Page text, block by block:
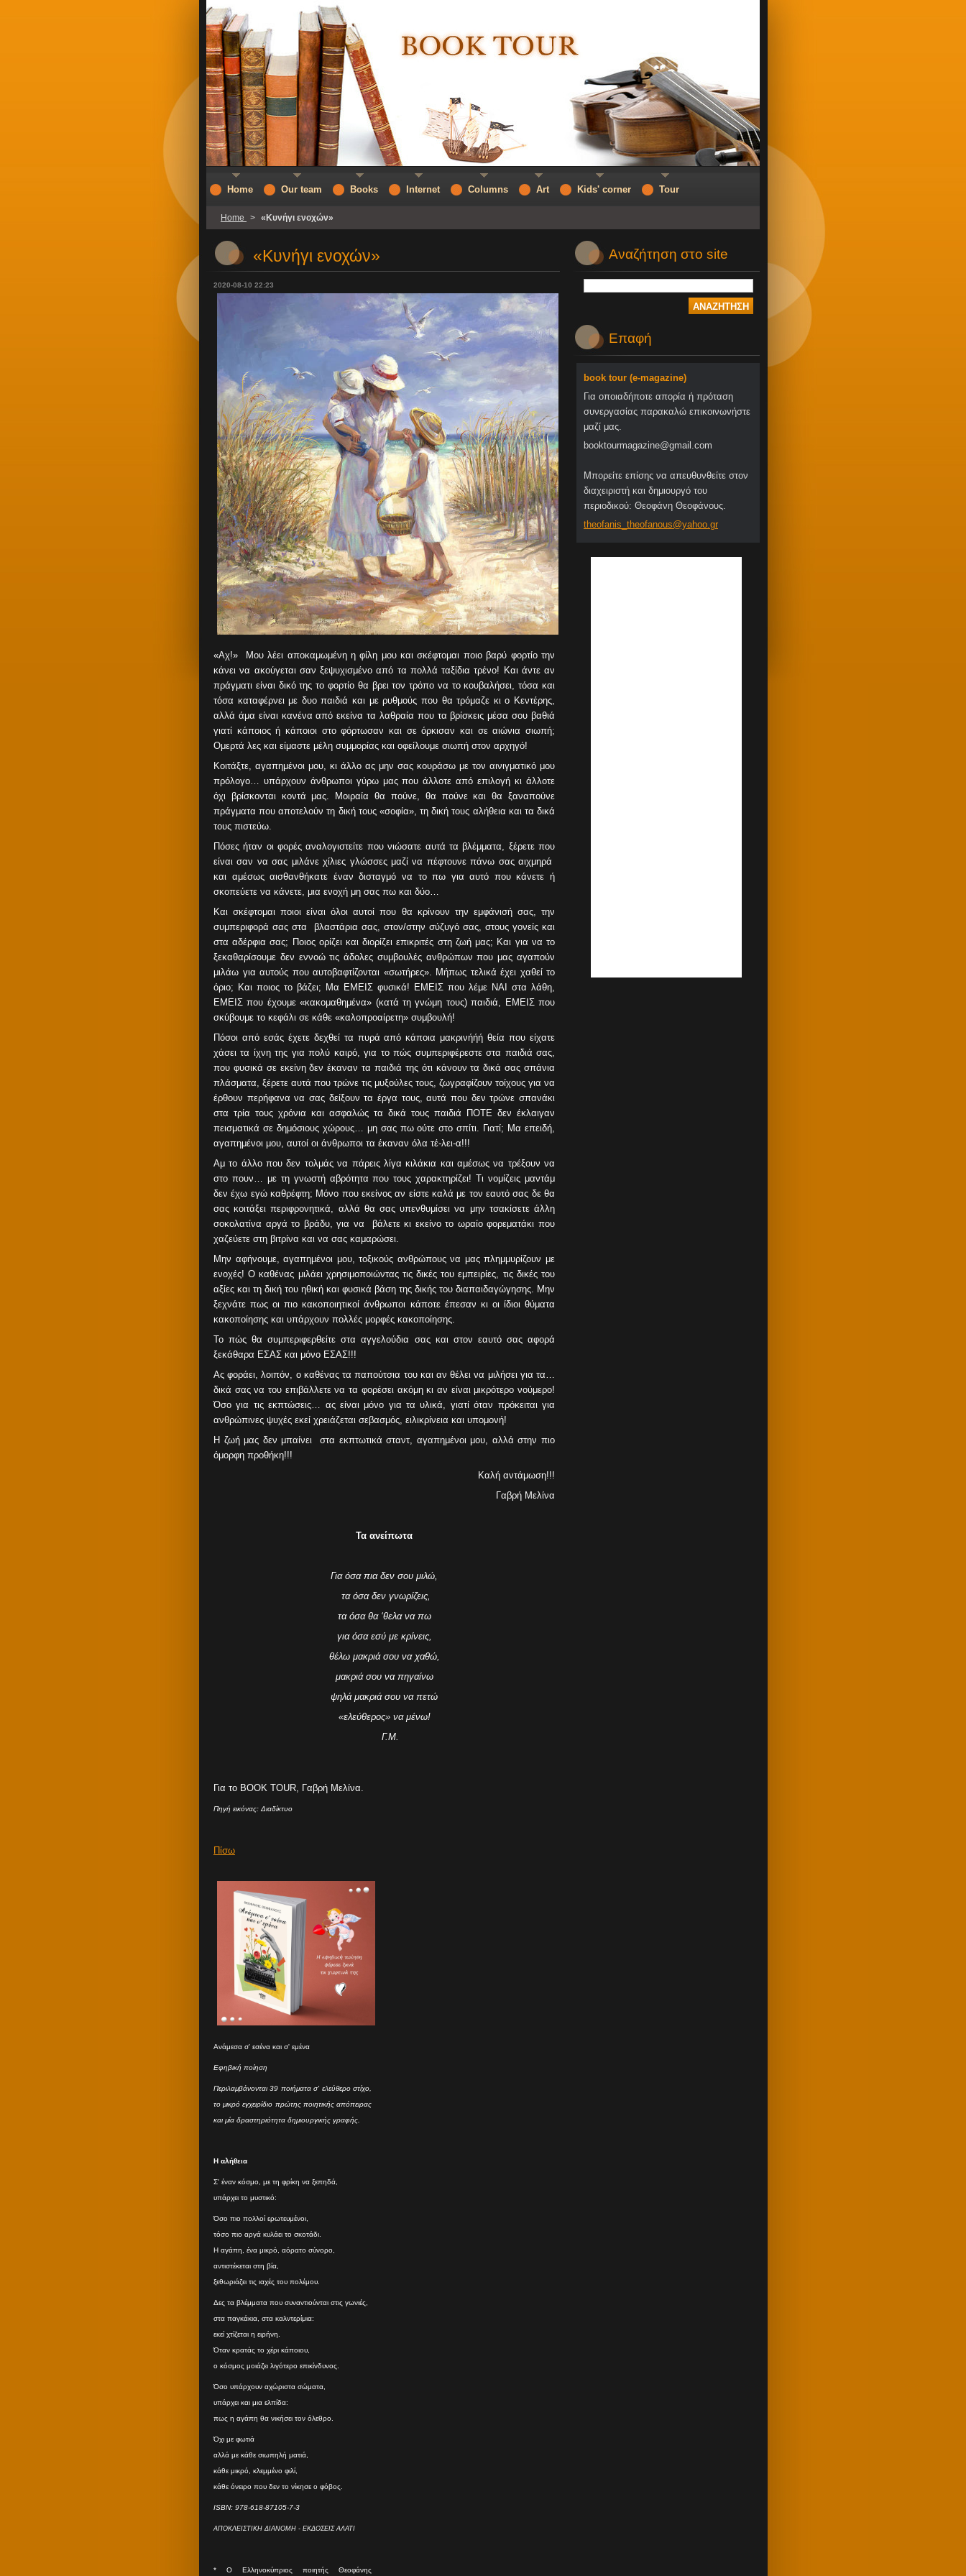
Home > «Κυνήγι ενοχών»
«Κυνήγι ενοχών»
2020-08-10 22:23
«Αχ!» Μου λέει αποκαμωμένη η φίλη μου και σκέφτομαι ποιο βαρύ φορτίο την
κάνει να ακούγεται σαν ξεψυχισμένο από τα πολλά ταξίδια τρένο! Και άντε αν
πράγματι είναι δικό της το φορτίο θα βρει τον τρόπο να το κουβαλήσει, τόσα και
τόσα καταφέρνει με δυο παιδιά και με ρυθμούς που θα τρόμαζε κι ο Κεντέρης,
αλλά άμα είναι κανένα από εκείνα τα λαθραία που τα βρίσκεις μέσα σου βαθιά
γιατί κάποιος ή κάποιοι στο φόρτωσαν και σε όρκισαν και σε αιώνια σιωπή;
Ομερτά λες και είμαστε μέλη συμμορίας και οφείλουμε σιωπή στον αρχηγό!
Κοιτάξτε, αγαπημένοι μου, κι άλλο ας μην σας κουράσω με τον αινιγματικό μου
πρόλογο… υπάρχουν άνθρωποι γύρω μας που άλλοτε από επιλογή κι άλλοτε
όχι βρίσκονται κοντά μας. Μοιραία θα πούνε, θα πούνε και θα ξαναπούνε
πράγματα που αποτελούν τη δική τους «σοφία», τη δική τους αλήθεια και τα δικά
τους πιστεύω.
Πόσες ήταν οι φορές αναλογιστείτε που νιώσατε αυτά τα βλέμματα, ξέρετε που
είναι σαν να σας μιλάνε χίλιες γλώσσες μαζί να πέφτουνε πάνω σας αιχμηρά
και αμέσως αισθανθήκατε έναν δισταγμό να το πω για αυτό που κάνετε ή
σκοπεύετε να κάνετε, μια ενοχή μη σας πω και δύο…
Και σκέφτομαι ποιοι είναι όλοι αυτοί που θα κρίνουν την εμφάνισή σας, την
συμπεριφορά σας στα βλαστάρια σας, στον/στην σύζυγό σας, στους γονείς και
στα αδέρφια σας; Ποιος ορίζει και διορίζει επικριτές στη ζωή μας; Και για να το
ξεκαθαρίσουμε δεν εννοώ τις άδολες συμβουλές ανθρώπων που μας αγαπούν
μιλάω για αυτούς που αυτοβαφτίζονται «σωτήρες». Μήπως τελικά έχει χαθεί το
όριο; Και ποιος το βάζει; Μα ΕΜΕΙΣ φυσικά! ΕΜΕΙΣ που λέμε ΝΑΙ στα λάθη,
ΕΜΕΙΣ που έχουμε «κακομαθημένα» (κατά τη γνώμη τους) παιδιά, ΕΜΕΙΣ που
σκύβουμε το κεφάλι σε κάθε «καλοπροαίρετη» συμβουλή!
Πόσοι από εσάς έχετε δεχθεί τα πυρά από κάποια μακρινήήή θεία που είχατε
χάσει τα ίχνη της για πολύ καιρό, για το πώς συμπεριφέρεστε στα παιδιά σας,
που φυσικά σε εκείνη δεν έκαναν τα παιδιά της ότι κάνουν τα δικά σας σπάνια
πλάσματα, ξέρετε αυτά που τρώνε τις μυξούλες τους, ζωγραφίζουν τοίχους για να
έρθουν περήφανα να σας δείξουν τα έργα τους, αυτά που δεν τρώνε σπανάκι
στα τρία τους χρόνια και ασφαλώς τα δικά τους παιδιά ΠΟΤΕ δεν έκλαιγαν
πεισματικά σε δημόσιους χώρους… μη σας πω ούτε στο σπίτι. Γιατί; Μα επειδή,
αγαπημένοι μου, αυτοί οι άνθρωποι τα έκαναν όλα τέ-λει-α!!!
Αμ το άλλο που δεν τολμάς να πάρεις λίγα κιλάκια και αμέσως να τρέξουν να
στο πουν… με τη γνωστή αβρότητα που τους χαρακτηρίζει! Τι νομίζεις μαντάμ
δεν έχω εγώ καθρέφτη; Μόνο που εκείνος αν είστε καλά με τον εαυτό σας δε θα
σας κοιτάξει περιφρονητικά, αλλά θα σας υπενθυμίσει να μην τσακίσετε άλλη
σοκολατίνα αργά το βράδυ, για να βάλετε κι εκείνο το ωραίο φορεματάκι που
χαζεύετε στη βιτρίνα και να σας καμαρώσει.
Μην αφήνουμε, αγαπημένοι μου, τοξικούς ανθρώπους να μας πλημμυρίζουν με
ενοχές! Ο καθένας μιλάει χρησιμοποιώντας τις δικές του εμπειρίες, τις δικές του
αξίες και τη δική του ηθική και φυσικά βάση της δικής του διαπαιδαγώγησης. Μην
ξεχνάτε πως οι πιο κακοποιητικοί άνθρωποι κάποτε έπεσαν κι οι ίδιοι θύματα
κακοποίησης και υπάρχουν πολλές μορφές κακοποίησης.
Το πώς θα συμπεριφερθείτε στα αγγελούδια σας και στον εαυτό σας αφορά
ξεκάθαρα ΕΣΑΣ και μόνο ΕΣΑΣ!!!
Ας φοράει, λοιπόν, ο καθένας τα παπούτσια του και αν θέλει να μιλήσει για τα…
δικά σας να του επιβάλλετε να τα φορέσει ακόμη κι αν είναι μικρότερο νούμερο!
Όσο για τις εκπτώσεις… ας είναι μόνο για τα υλικά, γιατί όταν πρόκειται για
ανθρώπινες ψυχές εκεί χρειάζεται σεβασμός, ειλικρίνεια και υπομονή!
Η ζωή μας δεν μπαίνει στα εκπτωτικά σταντ, αγαπημένοι μου, αλλά στην πιο
όμορφη προθήκη!!!
Καλή αντάμωση!!!
Γαβρή Μελίνα
Τα ανείπωτα
Για όσα πια δεν σου μιλώ,
τα όσα δεν γνωρίζεις,
τα όσα θα ‘θελα να πω
για όσα εσύ με κρίνεις,
θέλω μακριά σου να χαθώ,
μακριά σου να πηγαίνω
ψηλά μακριά σου να πετώ
«ελεύθερος» να μένω!
Γ.Μ.
Για το BOOK TOUR, Γαβρή Μελίνα.
Πηγή εικόνας: Διαδίκτυο
Πίσω
Ανάμεσα σ' εσένα και σ' εμένα
Εφηβική ποίηση
Περιλαμβάνονται 39 ποιήματα σ' ελεύθερο στίχο,
το μικρό εγχειρίδιο πρώτης ποιητικής απόπειρας
και μία δραστηριότητα δημιουργικής γραφής.
Η αλήθεια
Σ' έναν κόσμο, με τη φρίκη να ξεπηδά,
υπάρχει το μυστικό:
Όσο πιο πολλοί ερωτευμένοι,
τόσο πιο αργά κυλάει το σκοτάδι.
Η αγάπη, ένα μικρό, αόρατο σύνορο,
αντιστέκεται στη βία,
ξεθωριάζει τις ιαχές του πολέμου.
Δες τα βλέμματα που συναντιούνται στις γωνιές,
στα παγκάκια, στα καλντερίμια:
εκεί χτίζεται η ειρήνη.
Όταν κρατάς το χέρι κάποιου,
ο κόσμος μοιάζει λιγότερο επικίνδυνος.
Όσο υπάρχουν αχώριστα σώματα,
υπάρχει και μια ελπίδα:
πως η αγάπη θα νικήσει τον όλεθρο.
Όχι με φωτιά
αλλά με κάθε σιωπηλή ματιά,
κάθε μικρό, κλεμμένο φιλί,
κάθε όνειρο που δεν το νίκησε ο φόβος.
ISBN: 978-618-87105-7-3
ΑΠΟΚΛΕΙΣΤΙΚΗ ΔΙΑΝΟΜΗ - ΕΚΔΟΣΕΙΣ ΑΛΑΤΙ
* O Eλληνοκύπριος ποιητής Θεοφάνης
Αναζήτηση στο site
Επαφή
book tour (e-magazine)
Για οποιαδήποτε απορία ή πρόταση
συνεργασίας παρακαλώ επικοινωνήστε
μαζί μας.
booktourmagazine@gmail.com
Μπορείτε επίσης να απευθυνθείτε στον
διαχειριστή και δημιουργό του
περιοδικού: Θεοφάνη Θεοφάνους.
theofanis_theofanous@yahoo.gr
Home Our team Books Internet Columns Art Kids' corner Tour